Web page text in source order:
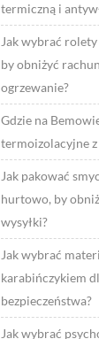
termiczną i
Jak wybrać
by obniżyć
ogrzewanie?
Gdzie na
termoizolacyjne
Jak pakować
hurtowo, by
wysyłki?
Jak wybrać
karabińczykiem
bezpieczeństwa?
Jak wybrać